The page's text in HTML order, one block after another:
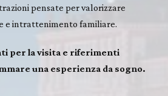
pensate per valorizzare
e intrattenimento familiare.
per la visita e riferimenti
una esperienza da sogno.